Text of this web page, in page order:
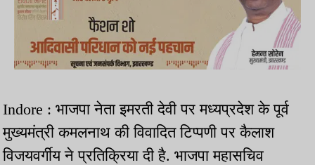
Indore : भाजपा नेता इमरती देवी पर मध्यप्रदेश के पूर्व
मुख्यमंत्री कमलनाथ की विवादित टिप्पणी पर कैलाश
विजयवर्गीय ने प्रतिक्रिया दी है. भाजपा महासचिव